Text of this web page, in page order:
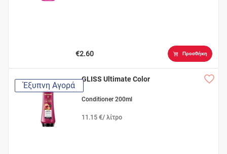
€2.60 Προσθήκη
Έξυπνη Αγορά
GLISS Ultimate Color
Conditioner 200ml
11.15 €/ λίτρο